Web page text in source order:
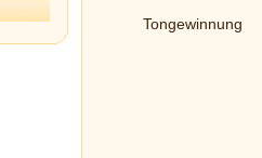
Tongewinnung